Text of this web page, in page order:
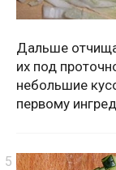
Дальше
их под
небольшие
первому